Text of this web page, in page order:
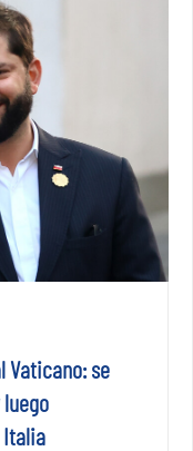
Vaticano: se
Italia